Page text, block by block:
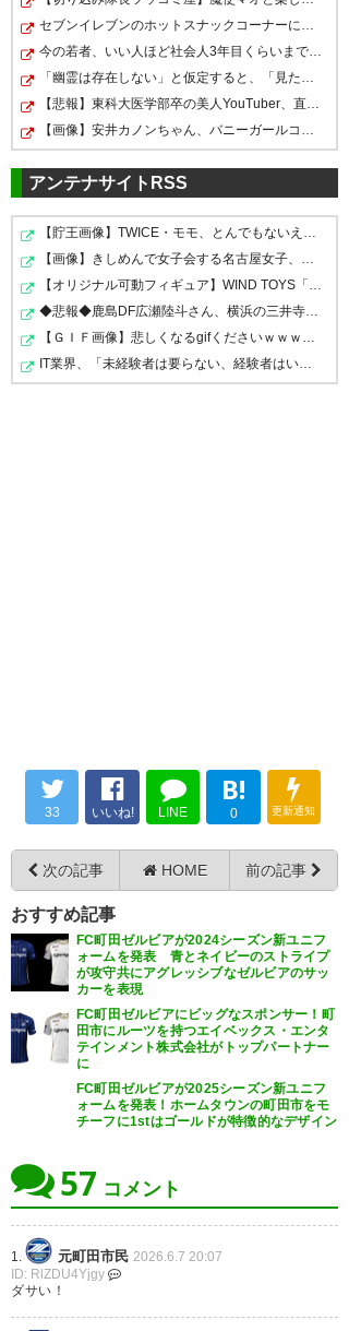
FC町田ゼルビア26／27シーズン
新ユニフォーム発表！
かっこいい！
#zelvia
#町田ゼルビア
#新ユニフォーム
— たるおゼルサポ (3007taru)
2026, 6月 6
と、背中裾スポンサーが埋まっ
たのはいいね！
ては…個人的にはエンブレム真
ん中デザインは好みじゃないか
らうーんって感じ。笑
シンプルなのはいいと思う！
#zelvia
— ハクウ (hakuu_jcl)2026, 6月
中央にエンブレムは強いチーム
がやるイメージ
もちろん買うよ
#zelvia
— ヤマダノオロチ
(orochi_yamada1)2026, 6月 6
イーグル建創の復活が熱い。ス
ポンサーの皆様方、本当にあり
がとうございます。#zelvia
来期ユニフォームが飾ってある
からアフターゲームショー始ま
るよ〜
#zelvia
— Кобаяси (5884zel)2026, 6月
6
宏介クラブアンバサダーと福田
ー始まったよ〜
#zelvia
— Кобаяси (5884zel)
6
アンテナサイトRSS
33 いいね! LINE
B!
0 更新通知
次の記事 HOME 前の記事
おすすめ記事
FC町田ゼルビアが2024シーズン新ユニフ
ォームを発表 青とネイビーのストライプ
が攻守共にアグレッシブなゼルビアのサッ
カーを表現
FC町田ゼルビアにビッグなスポンサー！町
田市にルーツを持つエイベックス・エンタ
テインメント株式会社がトップパートナー
に
FC町田ゼルビアが2025シーズン新ユニフ
ォームを発表！ホームタウンの町田市をモ
チーフに1stはゴールドが特徴的なデザイン
57 コメント
1. 元町田市民 2026.6.7 20:07
ID: RlZDU4Yjgy
ダサい！